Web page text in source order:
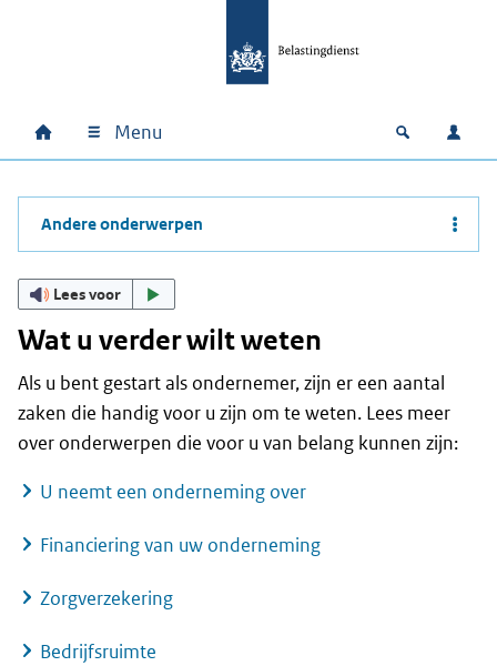
Hoofdnavigatie
Home Menu Open
Andere onderwerpen
Lees voor
Wat u verder wilt weten
Als u bent gestart als ondernemer, zijn er een aantal
zaken die handig voor u zijn om te weten. Lees meer
over onderwerpen die voor u van belang kunnen zijn:
U neemt een onderneming over
Financiering van uw onderneming
Zorgverzekering
Bedrijfsruimte